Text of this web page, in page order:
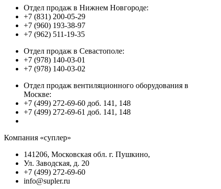
Отдел продаж в Нижнем Новгороде:
+7 (831) 200-05-29
+7 (960) 193-38-97
+7 (962) 511-19-35
Отдел продаж в Севастополе:
+7 (978) 140-03-01
+7 (978) 140-03-02
Отдел продаж вентиляционного оборудования в
Москве:
+7 (499) 272-69-60 доб. 141, 148
+7 (499) 272-69-61 доб. 141, 148
Компания «суплер»
141206, Московская обл. г. Пушкино,
Ул. Заводская, д. 20
+7 (499) 272-69-60
info@supler.ru